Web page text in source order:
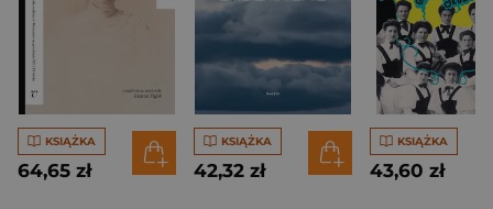
KSIĄŻKA
64,65 zł
KSIĄŻKA
42,32 zł
KSIĄŻKA
43,60 zł